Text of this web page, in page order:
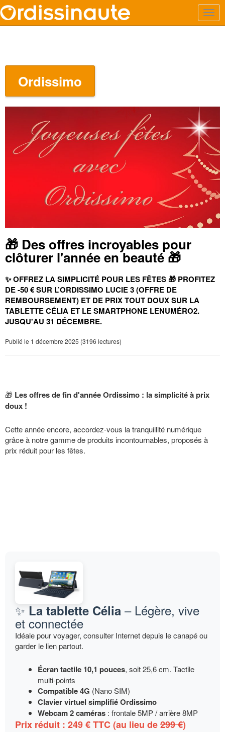
Ordissimo
🎁 Des offres incroyables pour
clôturer l'année en beauté 🎁
✨ OFFREZ LA SIMPLICITÉ POUR LES FÊTES 🎁 PROFITEZ
DE -50 € SUR L’ORDISSIMO LUCIE 3 (OFFRE DE
REMBOURSEMENT) ET DE PRIX TOUT DOUX SUR LA
TABLETTE CÉLIA ET LE SMARTPHONE LENUMÉRO2.
JUSQU'AU 31 DÉCEMBRE.
Publié le 1 décembre 2025 (3196 lectures)
🎁 Les offres de fin d'année Ordissimo : la simplicité à prix
doux !
Cette année encore, accordez-vous la tranquillité numérique
grâce à notre gamme de produits incontournables, proposés à
prix réduit pour les fêtes.
✨ La tablette Célia – Légère, vive
et connectée
Idéale pour voyager, consulter Internet depuis le canapé ou
garder le lien partout.
Écran tactile 10,1 pouces, soit 25,6 cm. Tactile
multi-points
Compatible 4G (Nano SIM)
Clavier virtuel simplifié Ordissimo
Webcam 2 caméras : frontale 5MP / arrière 8MP
Prix réduit : 249 €TTC (au lieu de299 €)